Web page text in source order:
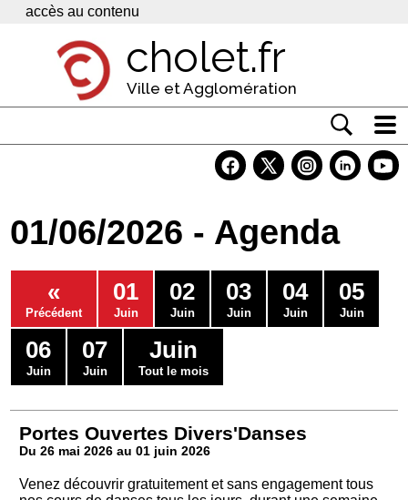
Panneau de gestion des cookies
accès au contenu
cholet.fr
Ville et Agglomération
Economie
Services
Contacts
01/06/2026 - Agenda
«
Précédent
01
Juin
02
Juin
03
Juin
04
Juin
05
Juin
06
Juin
07
Juin
Juin
Tout le mois
Portes Ouvertes Divers'Danses
Du 26 mai 2026 au 01 juin 2026
Venez découvrir gratuitement et sans engagement tous